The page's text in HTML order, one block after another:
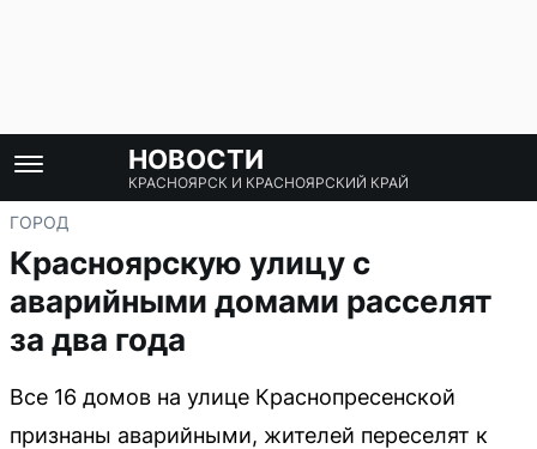
НОВОСТИ
КРАСНОЯРСК И КРАСНОЯРСКИЙ КРАЙ
ГОРОД
Красноярскую улицу с
аварийными домами расселят
за два года
Все 16 домов на улице Краснопресенской
признаны аварийными, жителей переселят к